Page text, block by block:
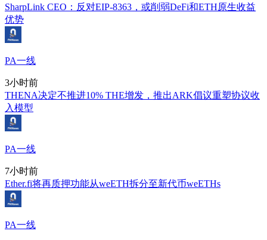
SharpLink CEO：反对EIP-8363，或削弱DeFi和ETH原生收益
优势
PA一线
3小时前
THENA决定不推进10% THE增发，推出ARK倡议重塑协议收
入模型
PA一线
7小时前
Ether.fi将再质押功能从weETH拆分至新代币weETHs
PA一线